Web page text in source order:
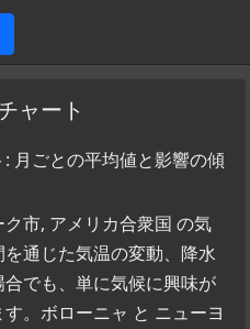
ャート
月ごとの平均値と影響の傾
市, アメリカ合衆国 の気
通じた気温の変動、降水
でも、単に気候に興味が
。ボローニャ と ニューヨ